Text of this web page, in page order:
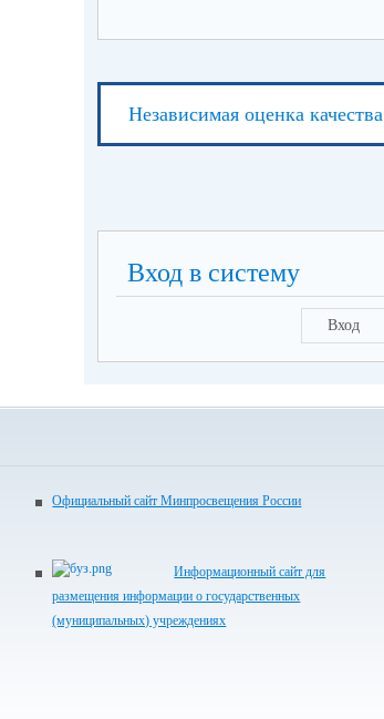
Независимая оценка качества
Вход в систему
Вход
Официальный сайт Минпросвещения России
Информационный сайт для
размещения информации о государственных
(муниципальных) учреждениях